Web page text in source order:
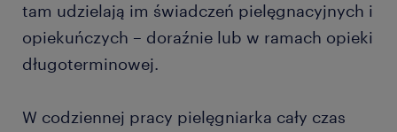
tam udzielają im świadczeń pielęgnacyjnych i
opiekuńczych – doraźnie lub w ramach opieki
długoterminowej.
W codziennej pracy pielęgniarka cały czas